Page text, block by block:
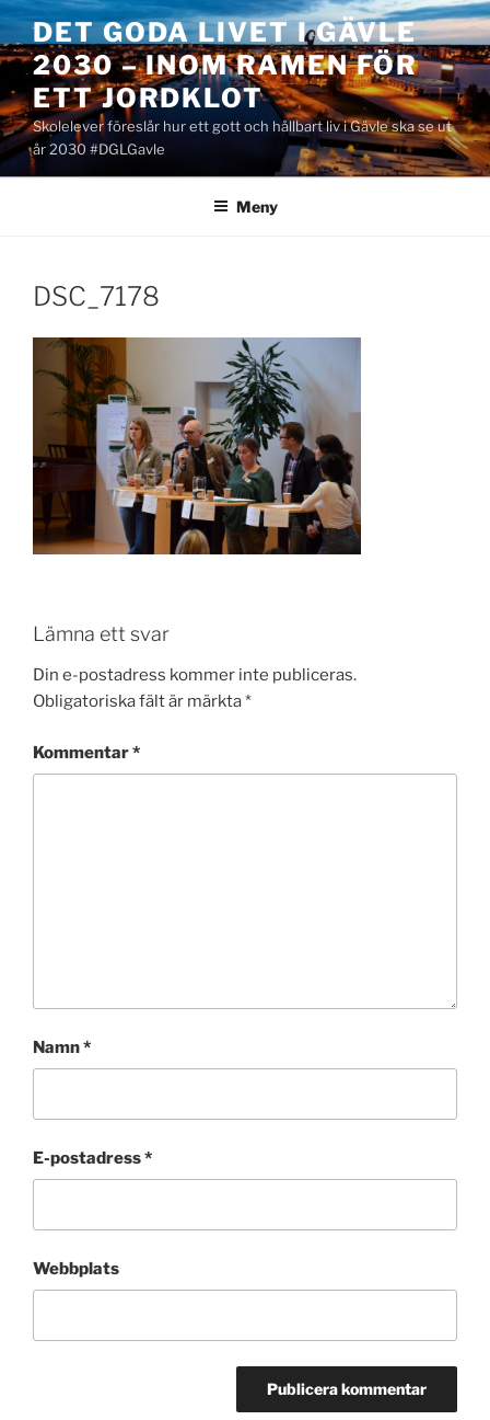
Hoppa
till
innehåll
DET GODA LIVET I GÄVLE
2030 – INOM RAMEN FÖR
ETT JORDKLOT
Skolelever föreslår hur ett gott och hållbart liv i Gävle ska se ut
år 2030 #DGLGavle
Meny
DSC_7178
Lämna ett svar
Din e-postadress kommer inte publiceras.
Obligatoriska fält är märkta*
Kommentar*
Namn*
E-postadress*
Webbplats